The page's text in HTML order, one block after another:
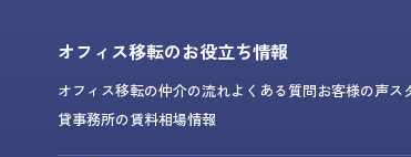
オフィス移転のお役立ち情報
オフィス移転の仲介の流れよくある質問お客様の声ス
貸事務所の賃料相場情報